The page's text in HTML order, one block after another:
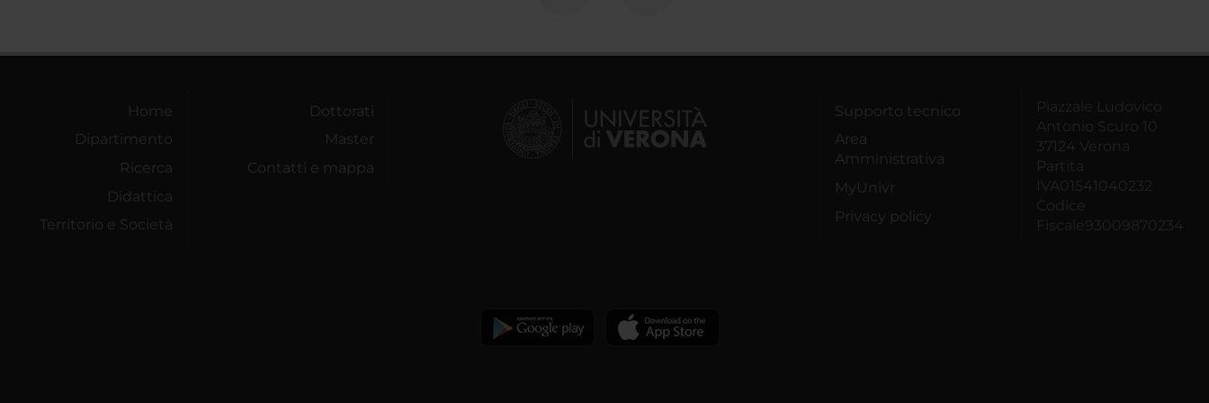
Home
Dipartimento
Ricerca
Didattica
Territorio e Società
Dottorati
Master
Contatti e mappa
Supporto tecnico
Area
Amministrativa
MyUnivr
Privacy policy
Piazzale Ludovico
Antonio Scuro 10
37124 Verona
Partita
IVA01541040232
Codice
Fiscale93009870234